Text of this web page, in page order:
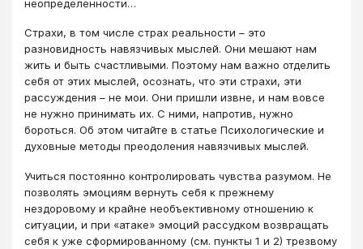
неопределенности…
Страхи, в том числе страх реальности – это
разновидность навязчивых мыслей. Они мешают нам
жить и быть счастливыми. Поэтому нам важно отделить
себя от этих мыслей, осознать, что эти страхи, эти
рассуждения – не мои. Они пришли извне, и нам вовсе
не нужно принимать их. С ними, напротив, нужно
бороться. Об этом читайте в статье Психологические и
духовные методы преодоления навязчивых мыслей.
Учиться постоянно контролировать чувства разумом. Не
позволять эмоциям вернуть себя к прежнему
нездоровому и крайне необъективному отношению к
ситуации, и при «атаке» эмоций рассудком возвращать
себя к уже сформированному (см. пункты 1 и 2) трезвому